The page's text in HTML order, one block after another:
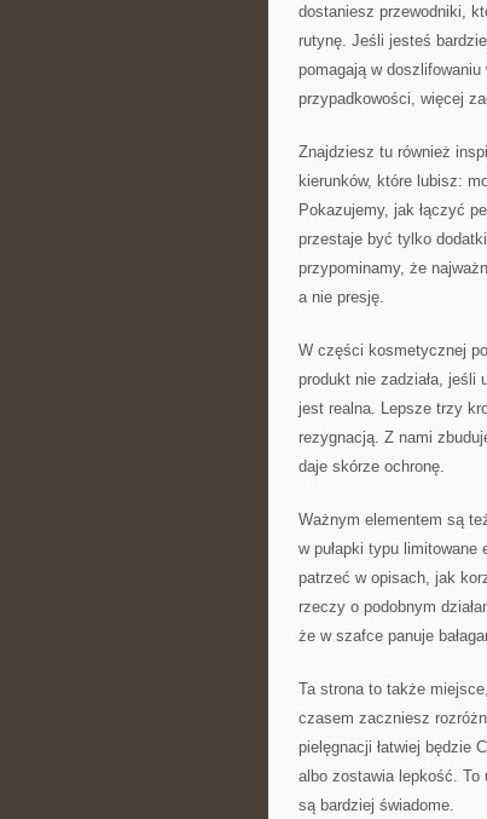
dostaniesz przewodniki,
rutynę. Jeśli jesteś
pomagają w
przypadkowości, więcej
Znajdziesz tu również
kierunków, które lubisz:
Pokazujemy, jak łączyć
przestaje być tylko
przypominamy, że
a nie presję.
W części kosmetycznej
produkt nie zadziała,
jest realna. Lepsze trzy
rezygnacją. Z nami
daje skórze ochronę.
Ważnym elementem są
w pułapki typu
patrzeć w opisach, jak
rzeczy o podobnym
że w szafce panuje
Ta strona to także
czasem zaczniesz
pielęgnacji łatwiej będzie
albo zostawia lepkość.
są bardziej świadome.